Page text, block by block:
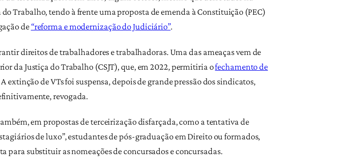
Trabalho, tendo à frente uma proposta de emenda à Constituição (PEC)
de“reforma e modernização do Judiciário”.
direitos de trabalhadores e trabalhadoras. Uma das ameaças vem de
da Justiça do Trabalho (CSJT), que, em 2022, permitiria ofechamento de
A extinção de VTs foi suspensa, depois de grande pressão dos sindicatos,
revogada.
em propostas de terceirização disfarçada, como a tentativa de
de luxo”, estudantes de pós-graduação em Direito ou formados,
para substituir as nomeações de concursados e concursadas.